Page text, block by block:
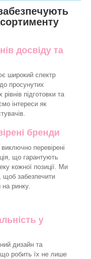
досвіду та
широкий спектр
просунутих
рівнів підготовки та
інтереси як
бренди
перевірені
що гарантують
кожної позиції. Ми
щоб забезпечити
на ринку.
у
дизайн та
робить їх не лише